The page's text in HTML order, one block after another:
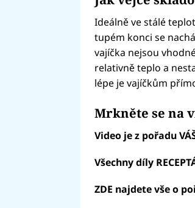
Ideálně ve stálé
tupém konci se
vajíčka nejsou
relativně teplo a
lépe je vajíčkům
Mrkněte se na
Video je z pořadu
Všechny díly
ZDE najdete vše o